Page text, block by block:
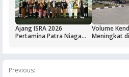
Ajang ISRA 2026
Pertamina Patra Niaga
Volume
Meningkat
Previous: